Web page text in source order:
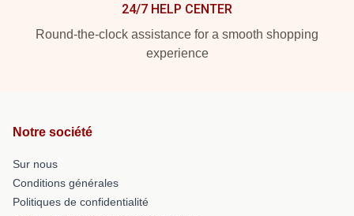
24/7 HELP CENTER
Round-the-clock assistance for a smooth shopping
experience
Notre société
Sur nous
Conditions générales
Politiques de confidentialité